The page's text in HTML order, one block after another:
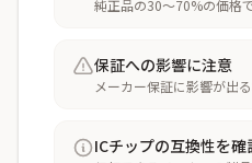
純正品の30〜70%の価格
保証への影響に注意
メーカー保証に影響が出
ICチップの互換性を確